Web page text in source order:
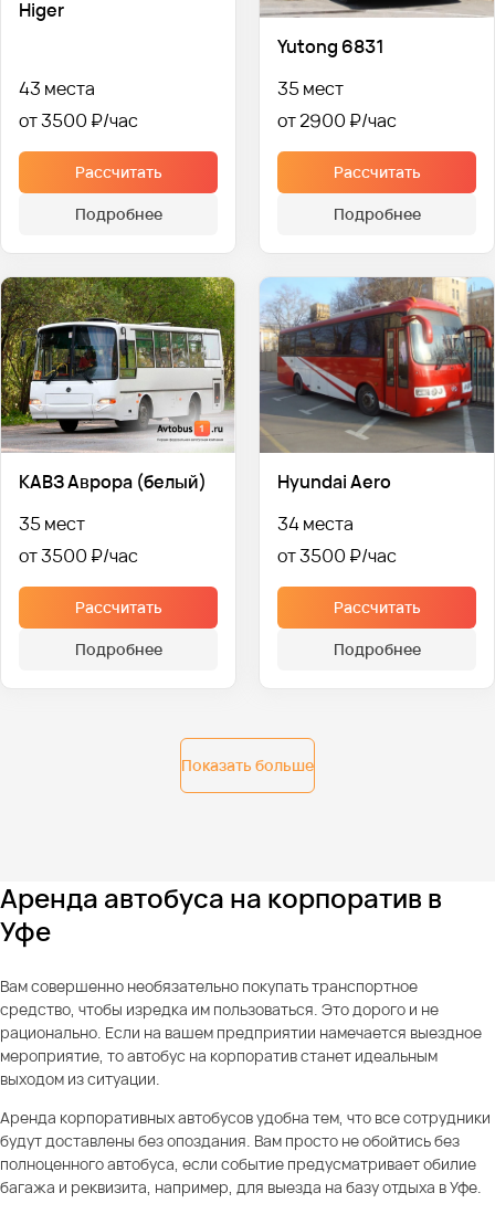
Higer
43 места
от 3500 ₽
Рассчитать
Подробнее
Yutong 6831
35 мест
от 2900 ₽
Рассчитать
Подробнее
КАВЗ Аврора (белый)
35 мест
от 3500 ₽
Рассчитать
Подробнее
Hyundai Aero
34 места
от 3500 ₽
Рассчитать
Подробнее
Показать больше
Аренда автобуса на корпоратив в
Уфе
Вам совершенно необязательно покупать транспортное
средство, чтобы изредка им пользоваться. Это дорого и не
рационально. Если на вашем предприятии намечается выездное
мероприятие, то автобус на корпоратив станет идеальным
выходом из ситуации.
Аренда корпоративных автобусов удобна тем, что все сотрудники
будут доставлены без опоздания. Вам просто не обойтись без
полноценного автобуса, если событие предусматривает обилие
багажа и реквизита, например, для выезда на базу отдыха в Уфе.